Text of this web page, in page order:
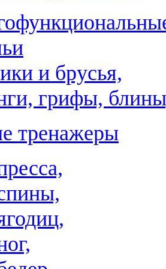
и брусья,
грифы,
тренажеры